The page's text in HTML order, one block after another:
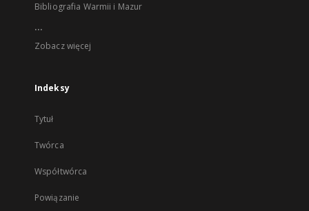
Bibliografia Warmii i Mazur
...
Zobacz więcej
Indeksy
Tytuł
Twórca
Współtwórca
Powiązanie